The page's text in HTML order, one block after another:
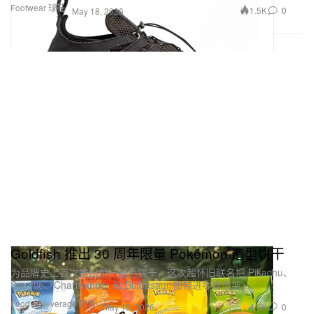
Footwear 球鞋 May 18, 2026 1.5K 0
Food & Beverage 饮食
Goldfish 推出 30 周年限量 Pokémon 造型饼干
为品牌史上首次推出单一配色饼干，这次超怀旧联名把 Pikachu、
Squirtle、Charmander 和 Bulbasaur 都带进零食货架。
May 18, 2026 4.8K 0